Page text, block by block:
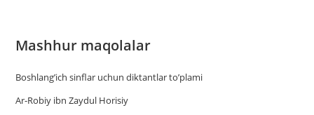
Mashhur maqolalar
Boshlang’ich sinflar uchun diktantlar to’plami
Ar-Robiy ibn Zaydul Horisiy